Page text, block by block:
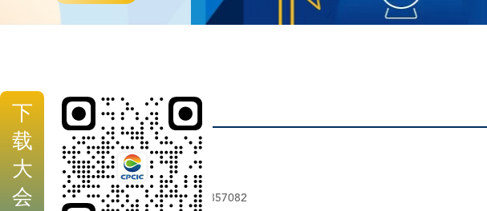
下
载
大
会
大会秘书处：
张阳（大会注册）
电话：+86-18616357082